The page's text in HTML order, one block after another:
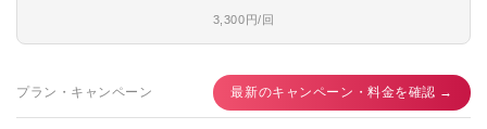
3,300円/回
プラン・キャンペーン 最新のキャンペーン・料金を確認 →